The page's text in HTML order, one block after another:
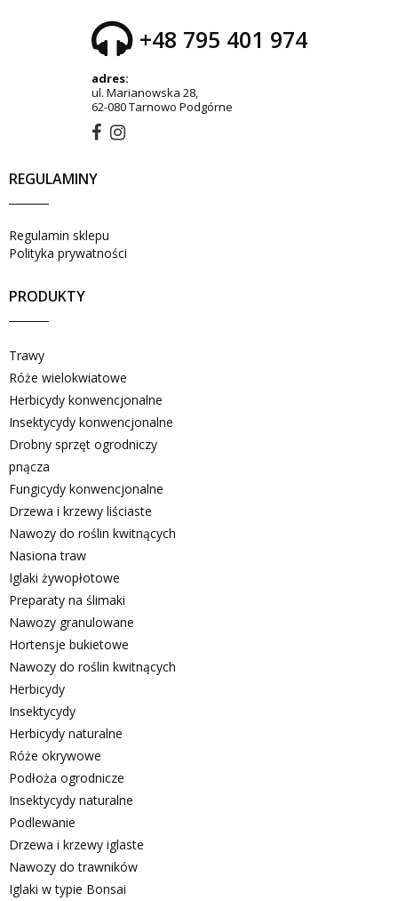
+48 795 401 974
adres:
ul. Marianowska 28,
62-080 Tarnowo Podgórne
REGULAMINY
Regulamin sklepu
Polityka prywatności
PRODUKTY
Trawy
Róże wielokwiatowe
Herbicydy konwencjonalne
Insektycydy konwencjonalne
Drobny sprzęt ogrodniczy
pnącza
Fungicydy konwencjonalne
Drzewa i krzewy liściaste
Nawozy do roślin kwitnących
Nasiona traw
Iglaki żywopłotowe
Preparaty na ślimaki
Nawozy granulowane
Hortensje bukietowe
Nawozy do roślin kwitnących
Herbicydy
Insektycydy
Herbicydy naturalne
Róże okrywowe
Podłoża ogrodnicze
Insektycydy naturalne
Podlewanie
Drzewa i krzewy iglaste
Nawozy do trawników
Iglaki w typie Bonsai